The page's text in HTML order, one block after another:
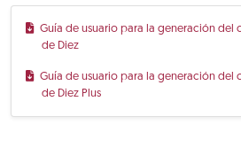
Guía de usuario para la generación del
de Diez
Guía de usuario para la generación del
de Diez Plus